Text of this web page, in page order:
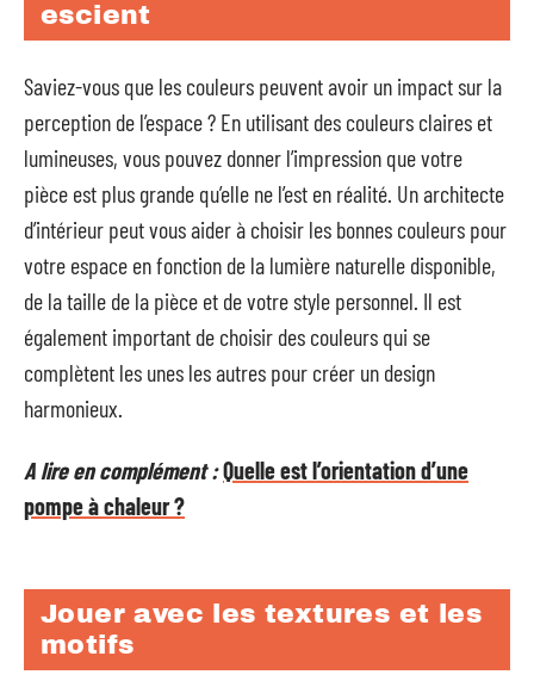
escient
Saviez-vous que les couleurs peuvent avoir un impact sur la
perception de l’espace ? En utilisant des couleurs claires et
lumineuses, vous pouvez donner l’impression que votre
pièce est plus grande qu’elle ne l’est en réalité. Un architecte
d’intérieur peut vous aider à choisir les bonnes couleurs pour
votre espace en fonction de la lumière naturelle disponible,
de la taille de la pièce et de votre style personnel. Il est
également important de choisir des couleurs qui se
complètent les unes les autres pour créer un design
harmonieux.
A lire en complément :Quelle est l’orientation d’une
pompe à chaleur ?
Jouer avec les textures et les
motifs